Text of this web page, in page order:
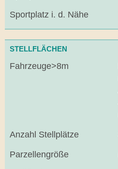
Sportplatz i. d. Nähe
STELLFLÄCHEN
Fahrzeuge>8m
Anzahl Stellplätze
Parzellengröße